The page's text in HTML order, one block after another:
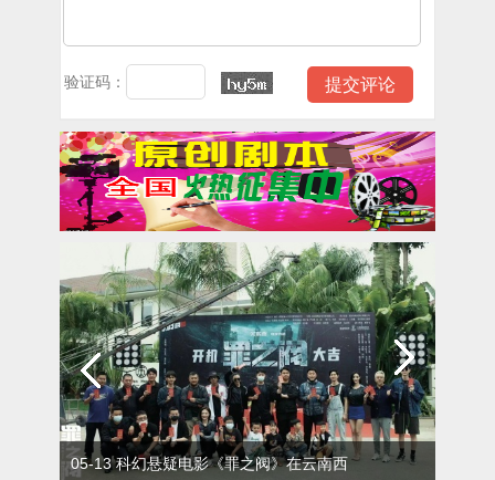
验证码：
05-13 科幻悬疑电影《罪之阀》在云南西